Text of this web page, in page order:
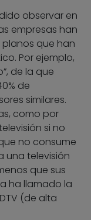
observar en
empresas han
que han
Por ejemplo,
de la que
de
similares.
como por
si no
no consume
una televisión
que sus
ha llamado la
(de alta